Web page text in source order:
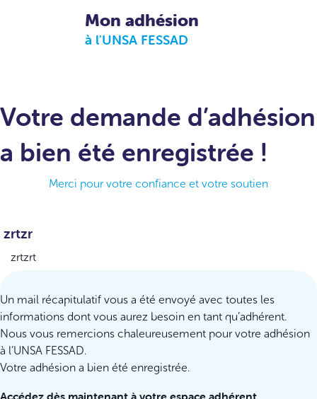
Mon adhésion
à l'UNSA FESSAD
Votre demande d’adhésion
a bien été enregistrée !
Merci pour votre confiance et votre soutien
zrtzr
zrtzrt
Un mail récapitulatif vous a été envoyé avec toutes les
informations dont vous aurez besoin en tant qu’adhérent.
Nous vous remercions chaleureusement pour votre adhésion
à l’UNSA FESSAD.
Votre adhésion a bien été enregistrée.
Accédez dès maintenant à votre espace adhérent